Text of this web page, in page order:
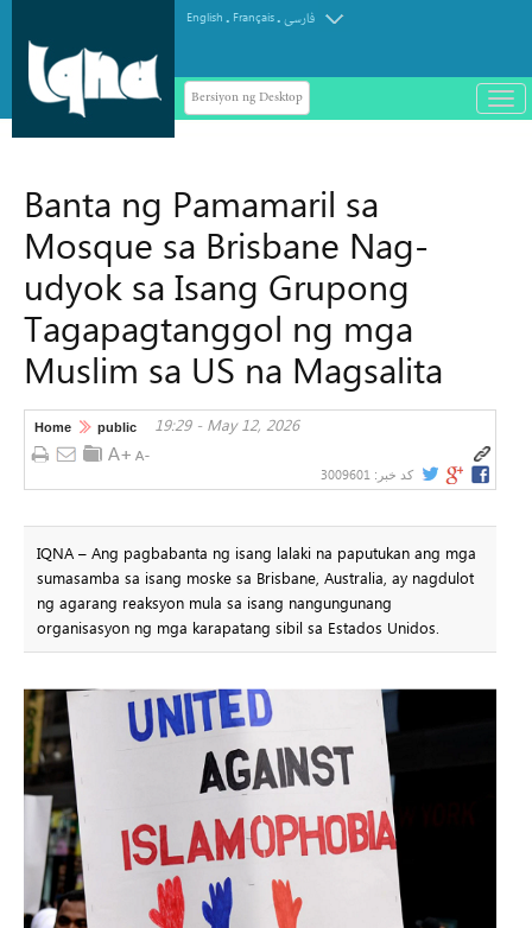
English . Français.فارسی
Bersiyon ng Desktop
باز
و
Banta ng Pamamaril sa
Mosque sa Brisbane Nag-
udyok sa Isang Grupong
Tagapagtanggol ng mga
Muslim sa US na Magsalita
Home public 19:29 - May 12, 2026
کد خبر: 3009601
IQNA – Ang pagbabanta ng isang lalaki na paputukan ang mga
sumasamba sa isang moske sa Brisbane, Australia, ay nagdulot
ng agarang reaksyon mula sa isang nangungunang
organisasyon ng mga karapatang sibil sa Estados Unidos.